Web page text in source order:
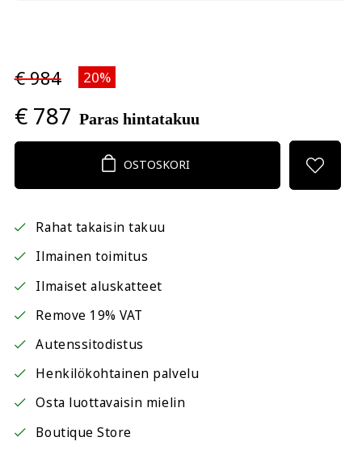
€ 984 20%
€ 787 Paras hintatakuu
OSTOSKORI
Rahat takaisin takuu
Ilmainen toimitus
Ilmaiset aluskatteet
Remove 19% VAT
Autenssitodistus
Henkilökohtainen palvelu
Osta luottavaisin mielin
Boutique Store